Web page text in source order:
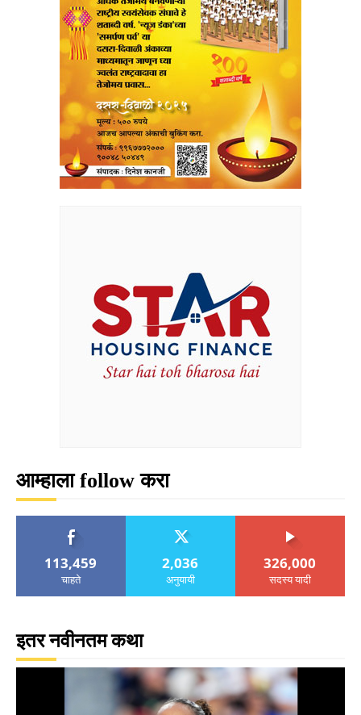
आम्हाला follow करा
113,459
चाहते
2,036
अनुयायी
326,000
सदस्य यादी
इतर नवीनतम कथा